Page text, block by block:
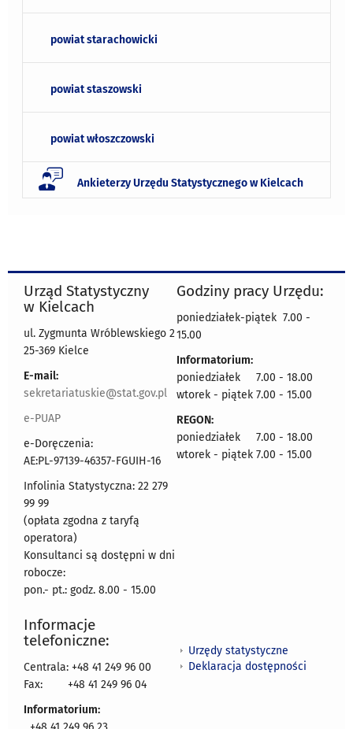
powiat starachowicki
powiat staszowski
powiat włoszczowski
Ankieterzy Urzędu Statystycznego w Kielcach
Urząd Statystyczny
w Kielcach
ul. Zygmunta Wróblewskiego 2
25-369 Kielce
E-mail:
sekretariatuskie@stat.gov.pl
e-PUAP
e-Doręczenia:
AE:PL-97139-46357-FGUIH-16
Infolinia Statystyczna: 22 279
99 99
(opłata zgodna z taryfą
operatora)
Konsultanci są dostępni w dni
robocze:
pon.- pt.: godz. 8.00 - 15.00
Godziny pracy Urzędu:
poniedziałek-piątek 7.00 -
15.00
Informatorium:
poniedziałek 7.00 - 18.00
wtorek - piątek 7.00 - 15.00
REGON:
poniedziałek 7.00 - 18.00
wtorek - piątek 7.00 - 15.00
Informacje
telefoniczne:
Centrala: +48 41 249 96 00
Fax:
+48 41 249 96 04
Informatorium:
Urzędy statystyczne
Deklaracja dostępności